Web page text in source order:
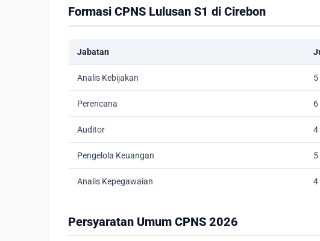
Formasi CPNS Lulusan S1 di Cirebon
Jabatan
Analis Kebijakan 5
Perencana 6
Auditor 4
Pengelola Keuangan 5
Analis Kepegawaian 4
Persyaratan Umum CPNS 2026